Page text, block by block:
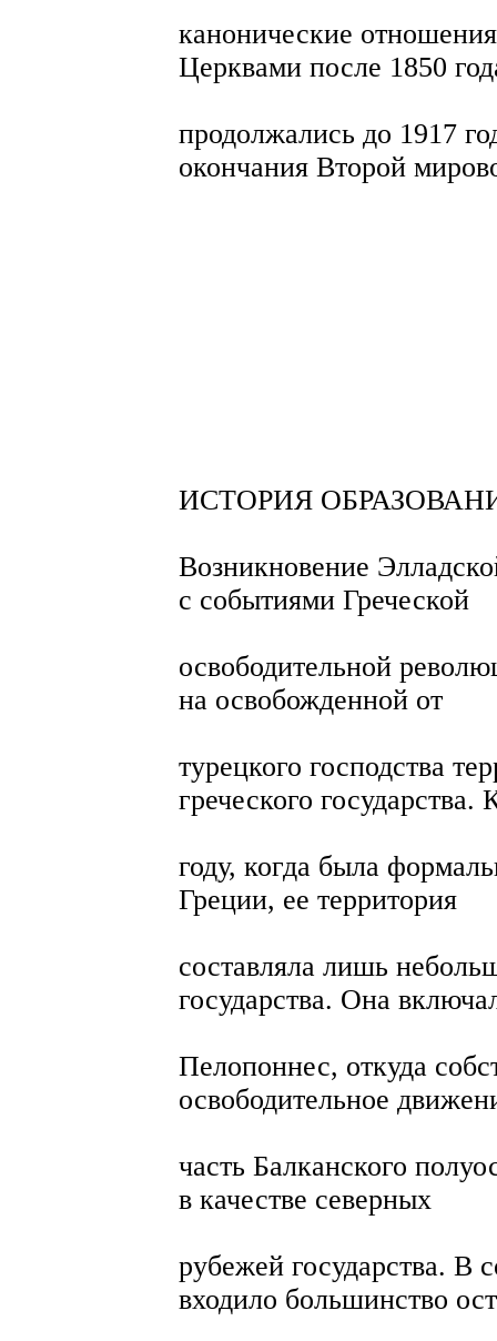
канонические
Церквами после 1850
продолжались до 1917
окончания Второй
ИСТОРИЯ
Возникновение
с событиями Греческой
освободительной
на освобожденной от
турецкого господства
греческого государства.
году, когда была
Греции, ее территория
составляла лишь
государства. Она
Пелопоннес, откуда
освободительное
часть Балканского
в качестве северных
рубежей государства. В
входило большинство